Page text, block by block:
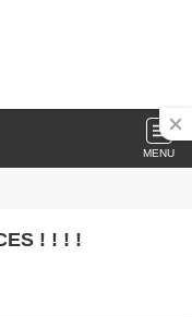
MENU
! ! ! ! LE SITE EST EN VACANCES ! ! ! !